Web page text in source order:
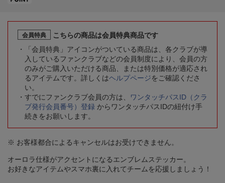
会員特典
こちらの商品は会員特典商品です
「会員特典」アイコンがついている商品は、各クラブが導
入しているファンクラブなどの会員制度により、会員の方
のみがご購入いただける商品、または特別価格が適応され
るアイテムです。詳しくはヘルプページをご確認くださ
い。
すでにファンクラブ会員の方は、
ワンタッチパスID（クラ
ブ発行会員番号）登録 からワンタッチパスIDの紐付け手
続きをお願いします。
※ お客様都合によるキャンセルはお受けできません。
オーロラ仕様がアクセントになるエンブレムステッカー。
お好きなアイテムやスマホ裏に入れてチームを応援しましょう！